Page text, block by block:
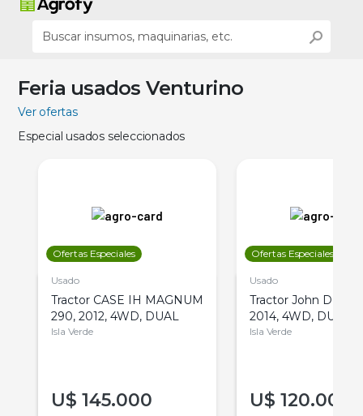
Feria usados Venturino
Ver ofertas
Especial usados seleccionados
Ofertas Especiales
Usado
Tractor CASE IH MAGNUM
290, 2012, 4WD, DUAL
Isla Verde
U$ 145.000
Ofertas Especiales
Usado
Tractor John Deere
2014, 4WD, DUAL
Isla Verde
U$ 120.000